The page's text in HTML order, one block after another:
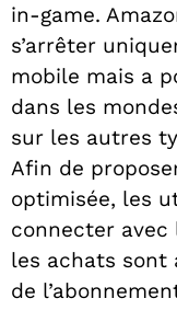
in-game.
s’arrêter
mobile mais a
dans les
sur les autres
Afin de
optimisée, les
connecter
les achats sont
de